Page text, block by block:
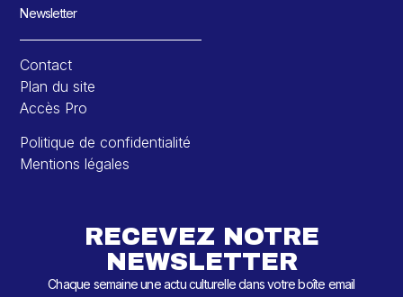
Newsletter
Contact
Plan du site
Accès Pro
Politique de confidentialité
Mentions légales
RECEVEZ NOTRE
NEWSLETTER
Chaque semaine une actu culturelle dans votre boîte email